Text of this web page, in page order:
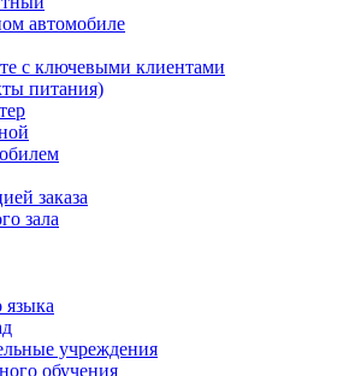
автомобиле
с ключевыми клиентами
питания)
заказа
зала
языка
учреждения
обучения